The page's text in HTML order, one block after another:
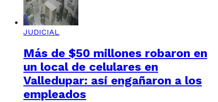
JUDICIAL
Más de $50 millones robaron en
un local de celulares en
Valledupar: así engañaron a los
empleados